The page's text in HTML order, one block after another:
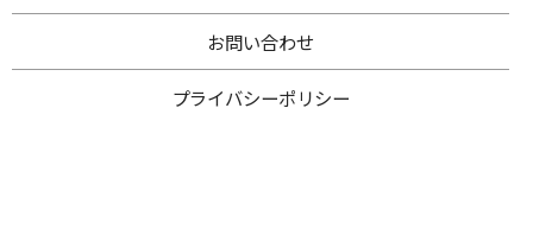
お問い合わせ
プライバシーポリシー